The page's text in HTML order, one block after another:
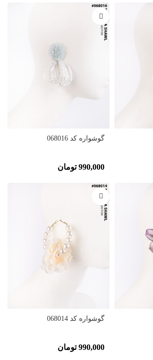
گوشواره کد 068016
990,000 تومان
گوشواره کد 068014
990,000 تومان